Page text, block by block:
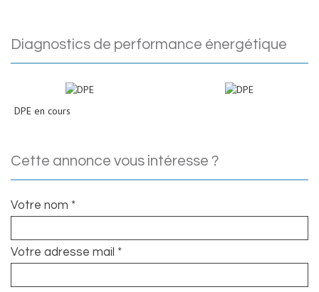
diagnostics de performance énergétique
DPE en cours
cette annonce vous intéresse ?
Votre nom *
Votre adresse mail *